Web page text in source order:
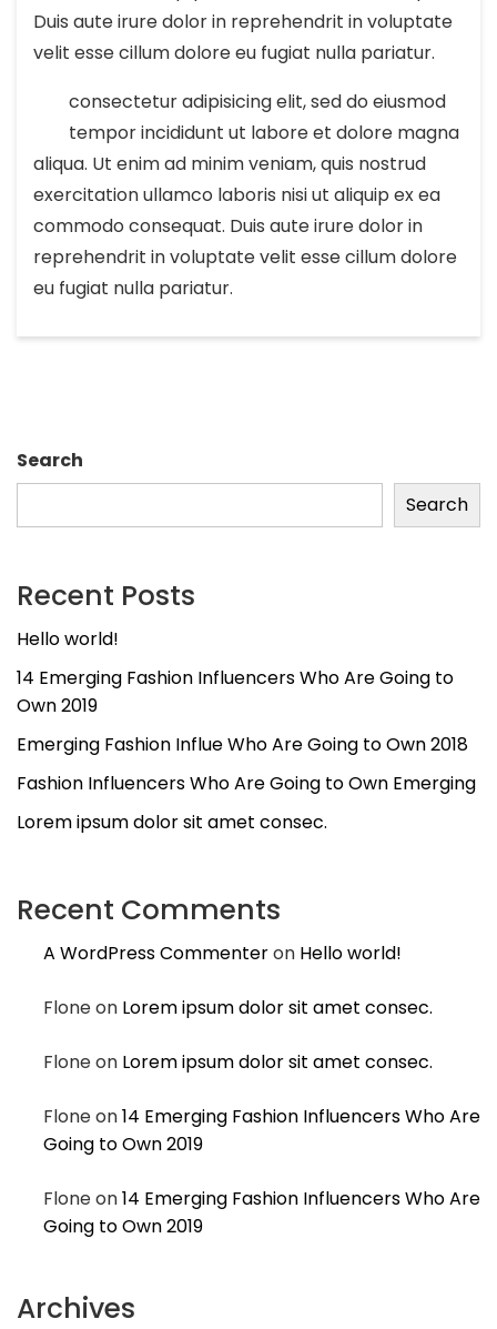
Search
Search
Recent Posts
Hello world!
14 Emerging Fashion Influencers Who Are Going to
Own 2019
Emerging Fashion Influe Who Are Going to Own 2018
Fashion Influencers Who Are Going to Own Emerging
Lorem ipsum dolor sit amet consec.
Recent Comments
A WordPress Commenteron Hello world!
Floneon Lorem ipsum dolor sit amet consec.
Floneon Lorem ipsum dolor sit amet consec.
Floneon14 Emerging Fashion Influencers Who Are
Going to Own 2019
Floneon14 Emerging Fashion Influencers Who Are
Going to Own 2019
Archives
Duis aute irure dolor in reprehendrit in voluptate
velit esse cillum dolore eu fugiat nulla pariatur.
consectetur adipisicing elit, sed do eiusmod
tempor incididunt ut labore et dolore magna
aliqua. Ut enim ad minim veniam, quis nostrud
exercitation ullamco laboris nisi ut aliquip ex ea
commodo consequat. Duis aute irure dolor in
reprehendrit in voluptate velit esse cillum dolore
eu fugiat nulla pariatur.